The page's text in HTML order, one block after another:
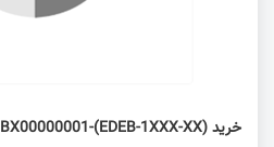
خرید 2EA101BX00000001-(EDEB-1XXX-XX)